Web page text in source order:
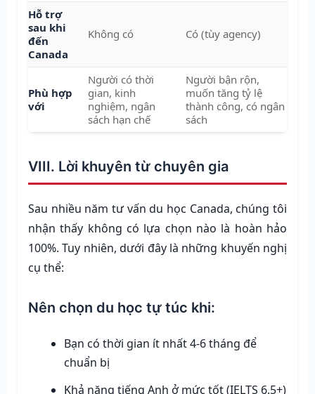
Hỗ trợ
sau khi
đến
Canada
Không có Có (tùy agency)
Phù hợp
với
Người có thời
gian, kinh
nghiệm, ngân
sách hạn chế
Người bận rộn,
muốn tăng tỷ lệ
thành công, có ngân
sách
VIII. Lời khuyên từ chuyên gia
Sau nhiều năm tư vấn du học Canada, chúng tôi
nhận thấy không có lựa chọn nào là hoàn hảo
100%. Tuy nhiên, dưới đây là những khuyến nghị
cụ thể:
Nên chọn du học tự túc khi:
Bạn có thời gian ít nhất 4-6 tháng để
chuẩn bị
Khả năng tiếng Anh ở mức tốt (IELTS 6.5+)